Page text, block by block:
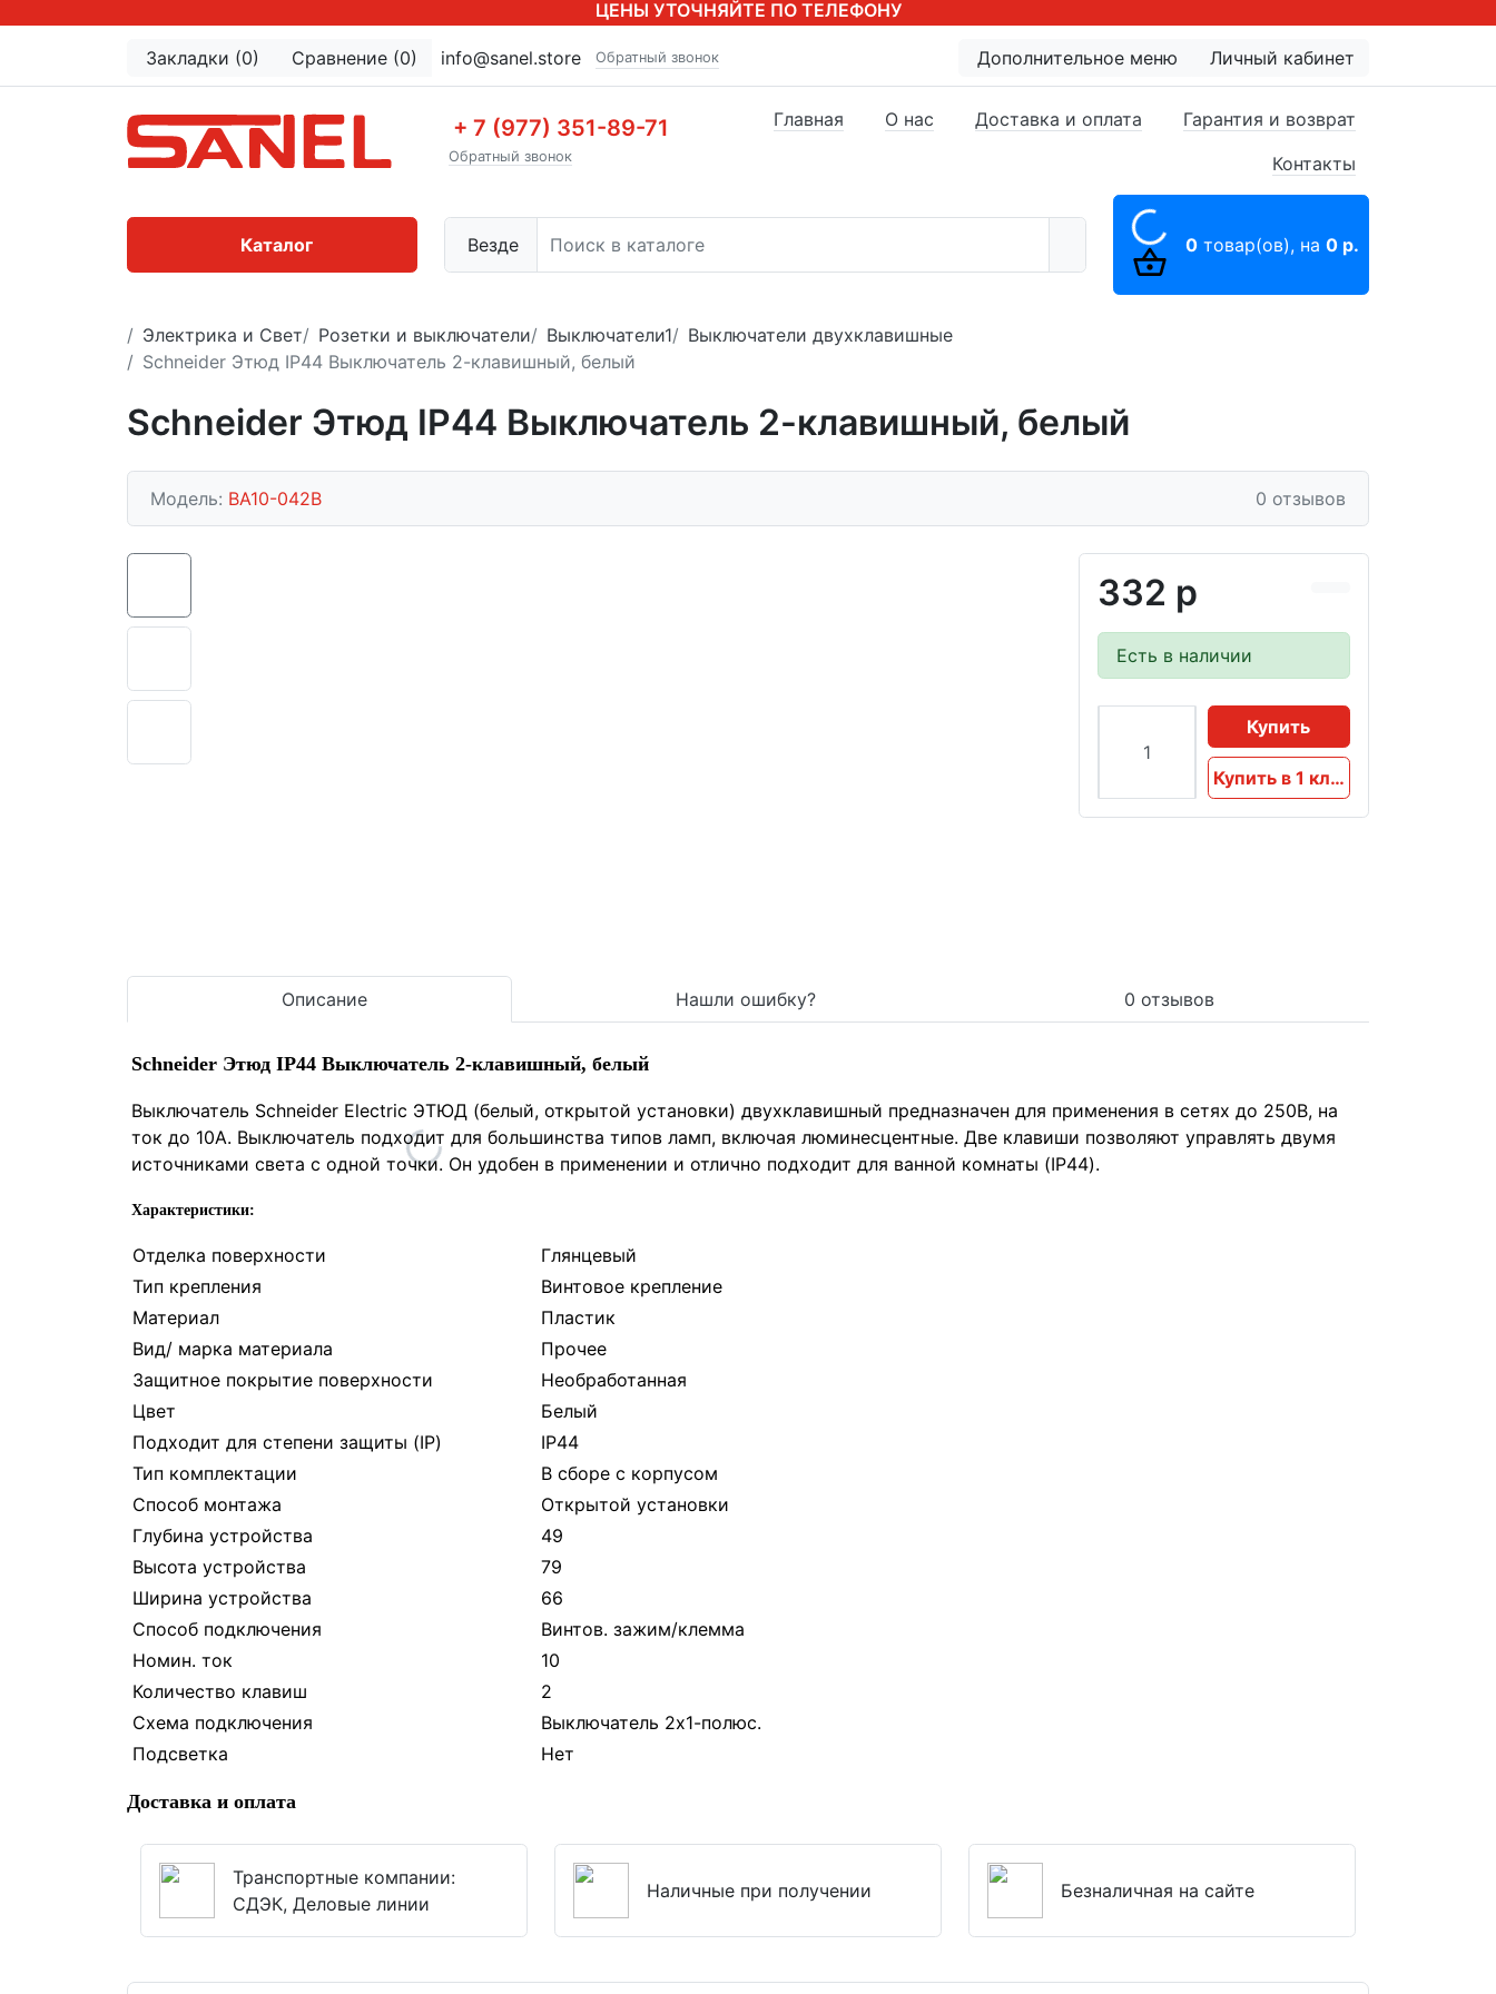
ЦЕНЫ УТОЧНЯЙТЕ ПО ТЕЛЕФОНУ
Закладки (0) Сравнение (0) info@sanel.store Обратный звонок Дополнительное меню Личный кабинет
+ 7 (977) 351-89-71
Обратный звонок
Везде
Главная О нас Доставка и оплата
Гарантия и возврат
Контакты
0 товар(ов), на 0 р.
Каталог
Электрика и Свет Розетки и выключатели Выключатели1
Выключатели двухклавишные
Schneider Этюд IP44 Выключатель 2-клавишный, белый
Schneider Этюд IP44 Выключатель 2-клавишный, белый
Модель: BA10-042B 0 отзывов
332 р
Есть в наличии
Купить
Купить в 1 клик
Описание Нашли ошибку? 0 отзывов
Schneider Этюд IP44 Выключатель 2-клавишный, белый
Выключатель Schneider Electric ЭТЮД (белый, открытой установки) двухклавишный предназначен для применения в сетях до 250В, на
ток до 10А. Выключатель подходит для большинства типов ламп, включая люминесцентные. Две клавиши позволяют управлять двумя
источниками света с одной точки. Он удобен в применении и отлично подходит для ванной комнаты (IP44).
Характеристики:
Отделка поверхности
Глянцевый
Тип крепления
Винтовое крепление
Материал
Пластик
Вид/ марка материала
Прочее
Защитное покрытие поверхности
Необработанная
Цвет
Белый
Подходит для степени защиты (IP)
IP44
Тип комплектации
В сборе с корпусом
Способ монтажа
Открытой установки
Глубина устройства
49
Высота устройства
79
Ширина устройства
66
Способ подключения
Винтов. зажим/клемма
Номин. ток
10
Количество клавиш
2
Схема подключения
Выключатель 2х1-полюс.
Подсветка
Нет
Доставка и оплата
Транспортные компании:
СДЭК, Деловые линии
Наличные при получении Безналичная на сайте